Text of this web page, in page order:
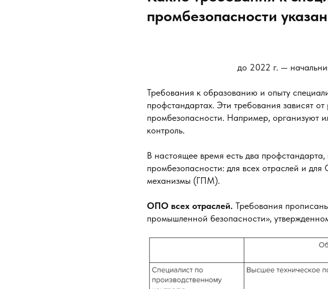
промбезопасности
до 2022 г. —
Требования к образованию и опыту
профстандартах. Эти требования зависят
промбезопасности. Например, организуют
контроль.
В настоящее время есть два
промбезопасности: для всех отраслей и
механизмы (ГПМ).
ОПО всех отраслей. Требования
промышленной безопасности»,